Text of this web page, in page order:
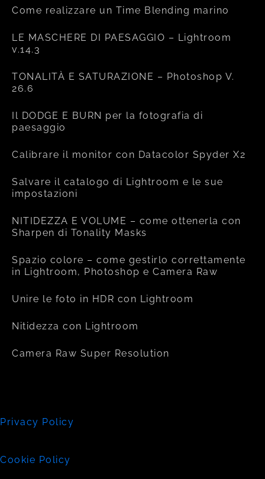
Come realizzare un Time Blending marino
LE MASCHERE DI PAESAGGIO – Lightroom
v.14.3
TONALITÀ E SATURAZIONE – Photoshop V.
26.6
Il DODGE E BURN per la fotografia di
paesaggio
Calibrare il monitor con Datacolor Spyder X2
Salvare il catalogo di Lightroom e le sue
impostazioni
NITIDEZZA E VOLUME – come ottenerla con
Sharpen di Tonality Masks
Spazio colore – come gestirlo correttamente
in Lightroom, Photoshop e Camera Raw
Unire le foto in HDR con Lightroom
Nitidezza con Lightroom
Camera Raw Super Resolution
Privacy Policy
Cookie Policy